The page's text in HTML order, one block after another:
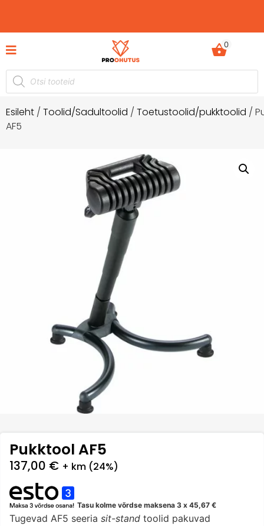
Ohutusjuhendid hetkel -50% soodustusega!
0
Esileht / Toolid/Sadultoolid / Toetustoolid/pukktoolid /
AF5
Pukktool AF5
137,00 € + km (24%)
Tasu kolme võrdse maksena 3 x 45,67 €
Tugevad AF5 seeria sit-stand toolid pakuvad